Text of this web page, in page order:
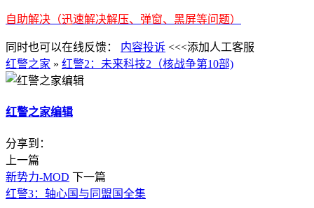
自助解决（迅速解决解压、弹窗、黑屏等问题）
同时也可以在线反馈： 内容投诉 <<<添加人工客服
红警之家 » 红警2：未来科技2（核战争第10部)
红警之家编辑
分享到：
上一篇
新势力-MOD 下一篇
红警3：轴心国与同盟国全集